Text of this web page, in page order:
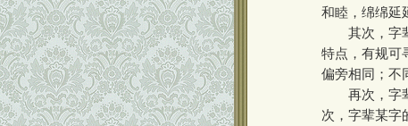
和睦，绵绵延
其次，字辈
特点，有规可
偏旁相同；不
再次，字辈
次，字辈某字